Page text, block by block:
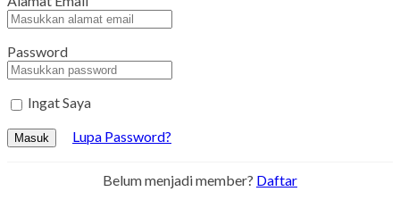
Password
Ingat Saya
Masuk Lupa Password?
Belum menjadi member? Daftar